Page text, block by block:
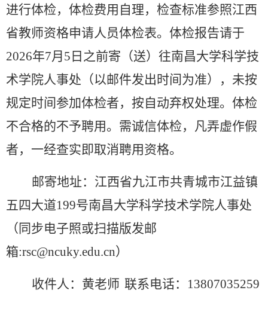
进行体检， 体检费用自理， 检查标准参照江西
省教师资格申请人员体检表。体检报告请于
2026年7月 5 日之前寄（送）往南昌大学科学技
术学院人事处（以邮件发出时间为准），未按
规定时间参加体检者，按自动弃权处理。体检
不合格的不予聘用。需诚信体检，凡弄虚作假
者，一经查实即取消聘用资格。
邮寄地址：江西省九江市共青城市江益镇
五四大道199号南昌大学科学技术学院人事处
（同步电子照或扫描版发邮
箱:rsc@ncuky.edu.cn）
收件人：黄老师 联系电话： 13807035259